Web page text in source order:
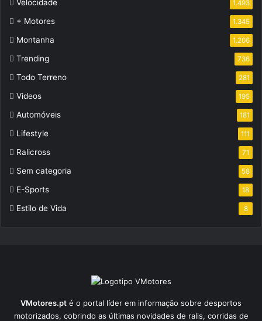
Velocidade 1.493
+ Motores 1.345
Montanha 1.206
Trending 736
Todo Terreno 281
Videos 195
Automóveis 181
Lifestyle 111
Ralicross 71
Sem categoria 58
E-Sports 18
Estilo de Vida 8
VMotores.pt é o portal líder em informação sobre desportos
motorizados, cobrindo as últimas novidades de ralis, corridas de